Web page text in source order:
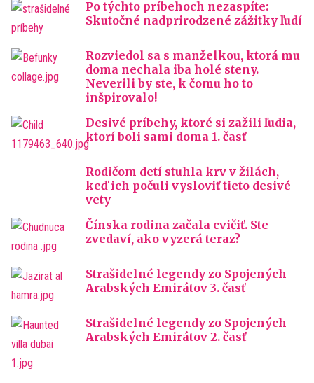
Po týchto príbehoch nezaspíte:
Skutočné nadprirodzené zážitky ľudí
Rozviedol sa s manželkou, ktorá mu
doma nechala iba holé steny.
Neverili by ste, k čomu ho to
inšpirovalo!
Desivé príbehy, ktoré si zažili ľudia,
ktorí boli sami doma 1. časť
Rodičom detí stuhla krv v žilách,
keď ich počuli vysloviť tieto desivé
vety
Čínska rodina začala cvičiť. Ste
zvedaví, ako vyzerá teraz?
Strašidelné legendy zo Spojených
Arabských Emirátov 3. časť
Strašidelné legendy zo Spojených
Arabských Emirátov 2. časť